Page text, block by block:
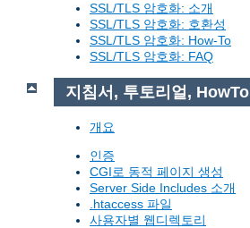
SSL/TLS 암호화: 소개
SSL/TLS 암호화: 호환성
SSL/TLS 암호화: How-To
SSL/TLS 암호화: FAQ
지침서, 투토리얼, HowTo
개요
인증
CGI로 동적 페이지 생성
Server Side Includes 소개
.htaccess 파일
사용자별 웹디렉토리